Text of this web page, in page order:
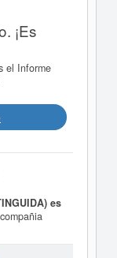
¡Es
el Informe
es
y fue